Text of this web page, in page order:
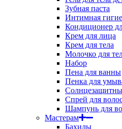
Зубная паста
Интимная
Кондиционер
Крем для лица
Крем для тела
Молочко для
Набор
Пена для ванны
Пенка для
Спрей для
Шампунь для
Мастерам
Бахилы